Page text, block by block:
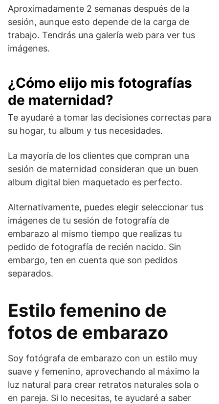
Aproximadamente 2 semanas después de la
sesión, aunque esto depende de la carga de
trabajo. Tendrás una galería web para ver tus
imágenes.
¿Cómo elijo mis fotografías
de maternidad?
Te ayudaré a tomar las decisiones correctas para
su hogar, tu album y tus necesidades.
La mayoría de los clientes que compran una
sesión de maternidad consideran que un buen
album digital bien maquetado es perfecto.
Alternativamente, puedes elegir seleccionar tus
imágenes de tu sesión de fotografía de
embarazo al mismo tiempo que realizas tu
pedido de fotografía de recién nacido. Sin
embargo, ten en cuenta que son pedidos
separados.
Estilo femenino de
fotos de embarazo
Soy fotógrafa de embarazo con un estilo muy
suave y femenino, aprovechando al máximo la
luz natural para crear retratos naturales sola o
en pareja. Si lo necesitas, te ayudaré a saber